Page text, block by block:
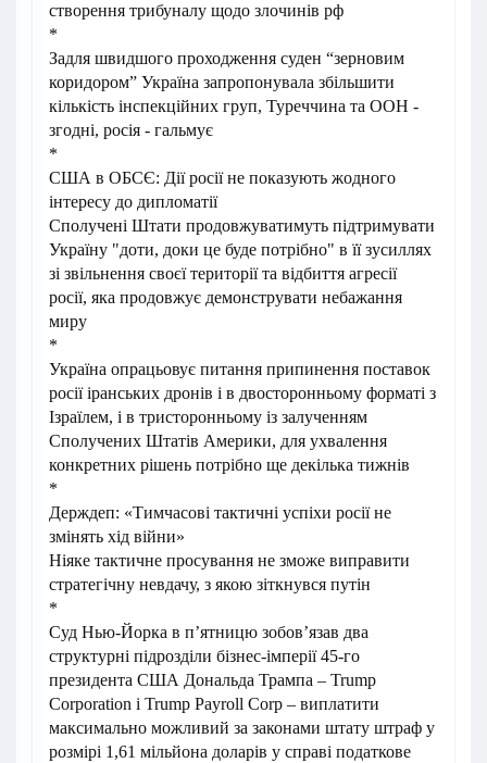
створення трибуналу щодо злочинів рф
*
Задля швидшого проходження суден “зерновим
коридором” Україна запропонувала збільшити
кількість інспекційних груп, Туреччина та ООН -
згодні, росія - гальмує
*
США в ОБСЄ: Дії росії не показують жодного
інтересу до дипломатії
Сполучені Штати продовжуватимуть підтримувати
Україну "доти, доки це буде потрібно" в її зусиллях
зі звільнення своєї території та відбиття агресії
росії, яка продовжує демонструвати небажання
миру
*
Україна опрацьовує питання припинення поставок
росії іранських дронів і в двосторонньому форматі з
Ізраїлем, і в тристоронньому із залученням
Сполучених Штатів Америки, для ухвалення
конкретних рішень потрібно ще декілька тижнів
*
Держдеп: «Тимчасові тактичні успіхи росії не
змінять хід війни»
Ніяке тактичне просування не зможе виправити
стратегічну невдачу, з якою зіткнувся путін
*
Суд Нью-Йорка в п’ятницю зобов’язав два
структурні підрозділи бізнес-імперії 45-го
президента США Дональда Трампа – Trump
Corporation і Trump Payroll Corp – виплатити
максимально можливий за законами штату штраф у
розмірі 1,61 мільйона доларів у справі податкове